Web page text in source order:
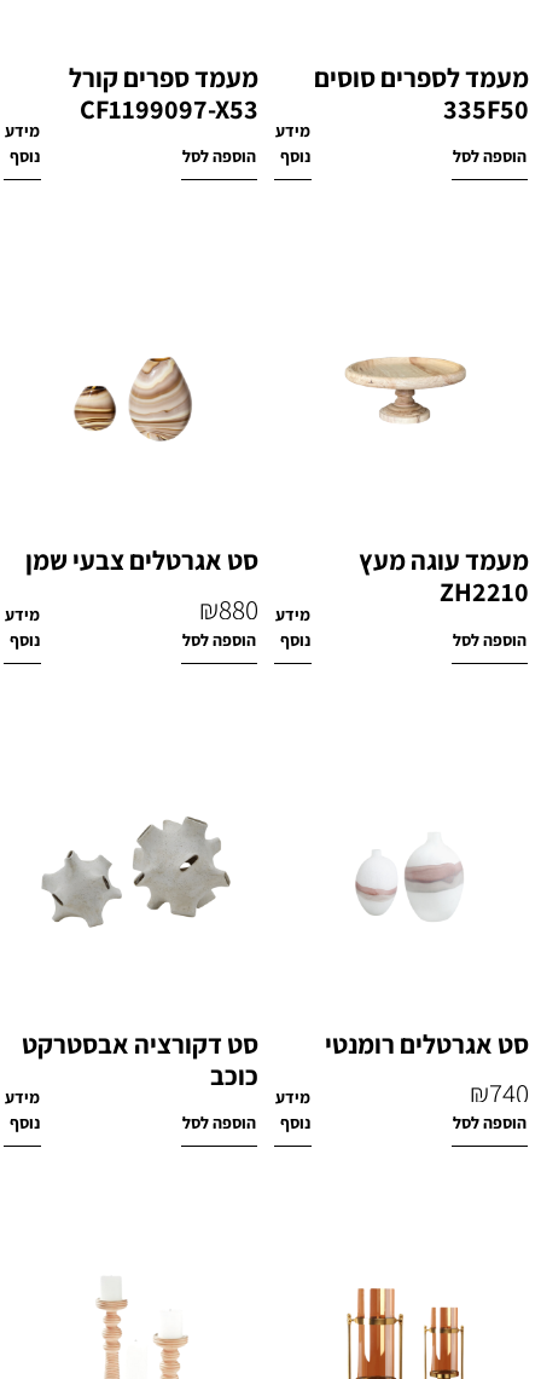
מעמד לספרים סוסים
335F50
₪340
הוספה לסל
מידע
נוסף
מעמד ספרים קורל
CF1199097-X53
₪450
הוספה לסל
מידע
נוסף
מעמד עוגה מעץ
ZH2210
₪260
הוספה לסל
מידע
נוסף
סט אגרטלים צבעי שמן
₪880
הוספה לסל
מידע
נוסף
סט אגרטלים רומנטי
₪740
הוספה לסל
מידע
נוסף
סט דקורציה אבסטרקט
כוכב
₪580
הוספה לסל
מידע
נוסף